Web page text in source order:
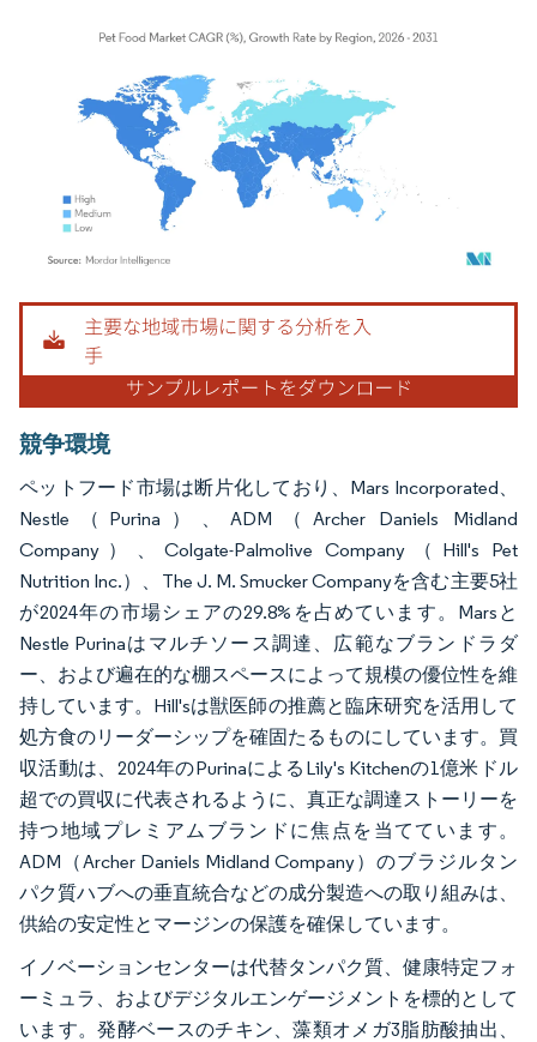
画像 © Mordor Intelligence。再利用にはCC BY 4.0の表示が必要です。
競争環境
ペットフード市場は断片化しており、Mars Incorporated、
Nestle（Purina）、ADM（Archer Daniels Midland
Company）、Colgate-Palmolive Company（Hill's Pet
Nutrition Inc.）、The J. M. Smucker Companyを含む主要5社
が2024年の市場シェアの29.8%を占めています。Marsと
Nestle Purinaはマルチソース調達、広範なブランドラダ
ー、および遍在的な棚スペースによって規模の優位性を維
持しています。Hill'sは獣医師の推薦と臨床研究を活用して
処方食のリーダーシップを確固たるものにしています。買
収活動は、2024年のPurinaによるLily's Kitchenの1億米ドル
超での買収に代表されるように、真正な調達ストーリーを
持つ地域プレミアムブランドに焦点を当てています。
ADM（Archer Daniels Midland Company）のブラジルタン
パク質ハブへの垂直統合などの成分製造への取り組みは、
供給の安定性とマージンの保護を確保しています。
イノベーションセンターは代替タンパク質、健康特定フォ
ーミュラ、およびデジタルエンゲージメントを標的として
います。発酵ベースのチキン、藻類オメガ3脂肪酸抽出、